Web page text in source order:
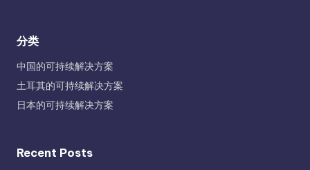
分类
中国的可持续解决方案
土耳其的可持续解决方案
日本的可持续解决方案
Recent Posts